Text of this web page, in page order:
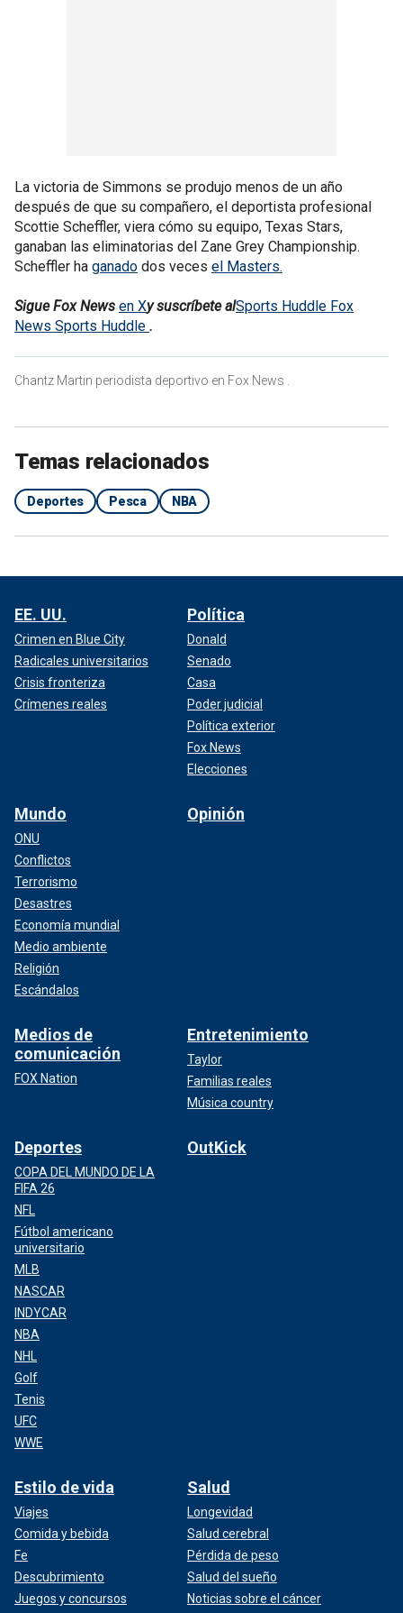
La victoria de Simmons se produjo menos de un año
después de que su compañero, el deportista profesional
Scottie Scheffler, viera cómo su equipo, Texas Stars,
ganaban las eliminatorias del Zane Grey Championship.
Scheffler ha ganado dos veces el Masters.
Sigue Fox News en Xy suscríbete alSports Huddle Fox
News Sports Huddle .
Chantz Martin periodista deportivo en Fox News .
Temas relacionados
Deportes Pesca NBA
EE. UU.
Crimen en Blue City
Radicales universitarios
Crisis fronteriza
Crímenes reales
Política
Donald
Senado
Casa
Poder judicial
Política exterior
Fox News
Elecciones
Mundo
ONU
Conflictos
Terrorismo
Desastres
Economía mundial
Medio ambiente
Religión
Escándalos
Opinión
Medios de
comunicación
FOX Nation
Entretenimiento
Taylor
Familias reales
Música country
Deportes
COPA DEL MUNDO DE LA
FIFA 26
NFL
Fútbol americano
universitario
MLB
NASCAR
INDYCAR
NBA
NHL
Golf
Tenis
UFC
WWE
OutKick
Estilo de vida
Viajes
Comida y bebida
Fe
Descubrimiento
Juegos y concursos
Salud
Longevidad
Salud cerebral
Pérdida de peso
Salud del sueño
Noticias sobre el cáncer